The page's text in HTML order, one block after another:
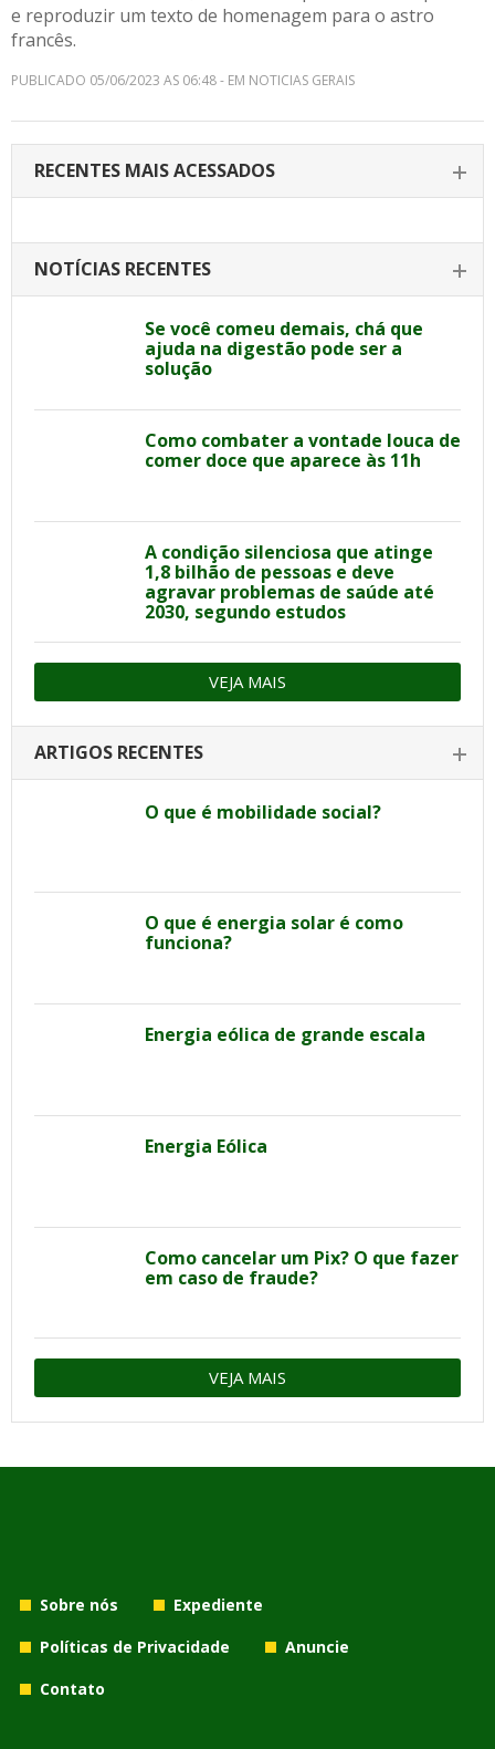
e reproduzir um texto de homenagem para o astro
francês.
PUBLICADO 05/06/2023 AS 06:48 - EM NOTICIAS GERAIS
RECENTES MAIS ACESSADOS
NOTÍCIAS RECENTES
Se você comeu demais, chá que
ajuda na digestão pode ser a
solução
Como combater a vontade louca de
comer doce que aparece às 11h
A condição silenciosa que atinge
1,8 bilhão de pessoas e deve
agravar problemas de saúde até
2030, segundo estudos
VEJA MAIS
ARTIGOS RECENTES
O que é mobilidade social?
O que é energia solar é como
funciona?
Energia eólica de grande escala
Energia Eólica
Como cancelar um Pix? O que fazer
em caso de fraude?
VEJA MAIS
Sobre nós
Expediente
Políticas de Privacidade
Anuncie
Contato